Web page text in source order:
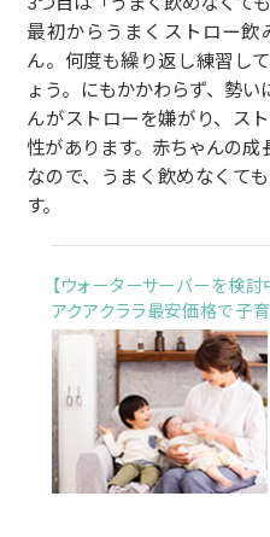
最初からうまくストロー飲
ん。何度も繰り返し練習し
ょう。にもかかわらず、勢
んがストローを嫌がり、ス
性があります。赤ちゃんの成
なので、うまく飲めなくて
す。
【ウォーターサーバーを検討
アクアクララ最安価格で子